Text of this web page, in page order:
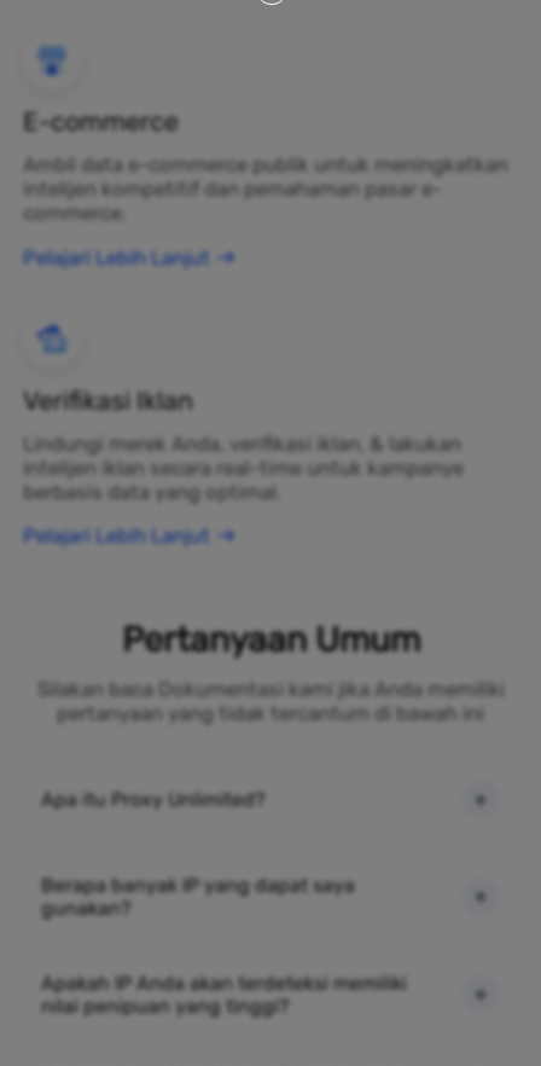
E-commerce
Ambil data e-commerce publik untuk meningkatkan
intelijen kompetitif dan pemahaman pasar e-
commerce.
Pelajari Lebih Lanjut
Verifikasi Iklan
Lindungi merek Anda, verifikasi iklan, & lakukan
intelijen iklan secara real-time untuk kampanye
berbasis data yang optimal.
Pelajari Lebih Lanjut
Pertanyaan Umum
Silakan baca Dokumentasi kami jika Anda memiliki
pertanyaan yang tidak tercantum di bawah ini
Apa itu Proxy Unlimited?
Berapa banyak IP yang dapat saya
gunakan?
Apakah IP Anda akan terdeteksi memiliki
nilai penipuan yang tinggi?